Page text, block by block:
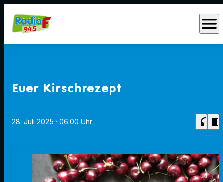
menu
Euer Kirschrezept
28. Juli 2025 · 06:00 Uhr headphones chrome_reader_mode